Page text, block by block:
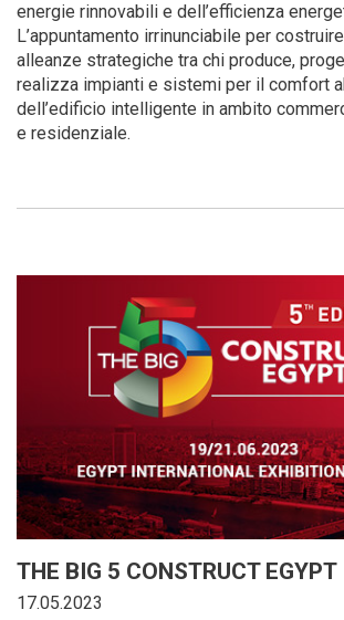
energie rinnovabili e dell’efficienza
L’appuntamento irrinunciabile per
alleanze strategiche tra chi produce,
realizza impianti e sistemi per il comfort
dell’edificio intelligente in ambito
e residenziale.
THE BIG 5 CONSTRUCT EGYPT
17.05.2023